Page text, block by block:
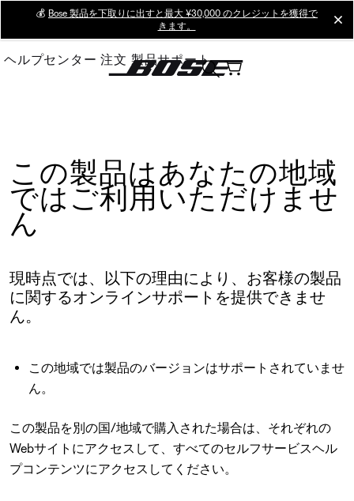
Main
💰 Bose 製品を下取りに出すと最大 ¥30,000 のクレジットを獲得で
きます。
ヘルプセンター 注文 製品サポート
この製品はあなたの地域
ではご利用いただけませ
ん
現時点では、以下の理由により、お客様の製品
に関するオンラインサポートを提供できませ
ん。
この地域では製品のバージョンはサポートされていませ
ん。
この製品を別の国/地域で購入された場合は、それぞれの
Webサイトにアクセスして、すべてのセルフサービスヘル
プコンテンツにアクセスしてください。